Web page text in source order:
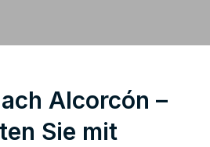
Alcorcón –
Sie mit